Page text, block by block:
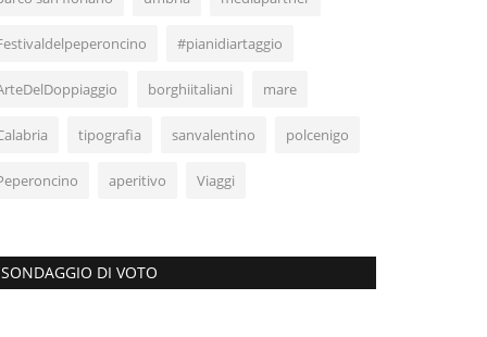
#pianidiartaggio
borghiitaliani mare
tipografia sanvalentino polcenigo
aperitivo Viaggi
SONDAGGIO DI VOTO